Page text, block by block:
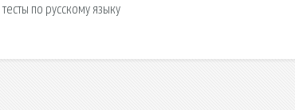
по русскому языку